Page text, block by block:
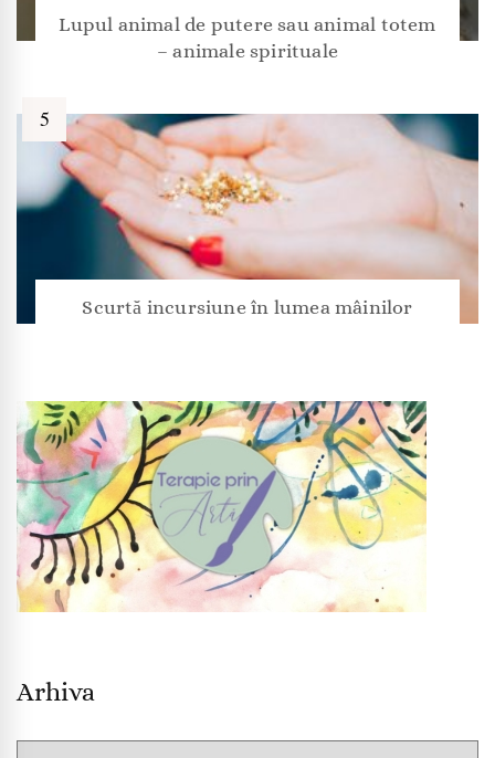
Lupul animal de putere sau animal totem
– animale spirituale
Scurtă incursiune în lumea mâinilor
Arhiva